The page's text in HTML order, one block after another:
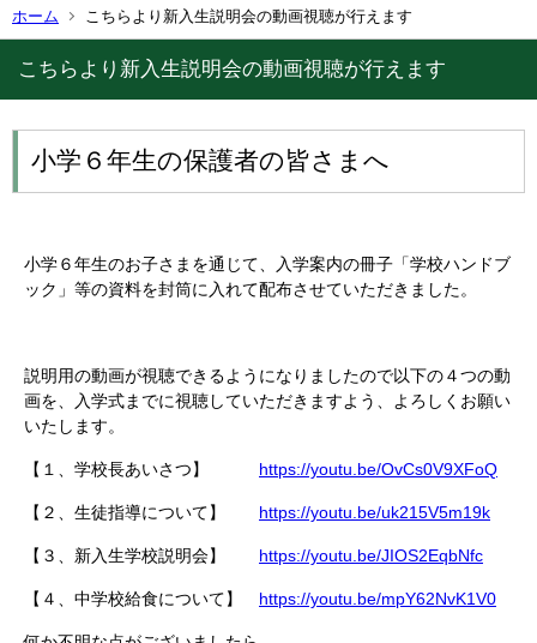
ホーム こちらより新入生説明会の動画視聴が行えます
こちらより新入生説明会の動画視聴が行えます
小学６年生の保護者の皆さまへ
小学６年生のお子さまを通じて、入学案内の冊子「学校ハンドブ
ック」等の資料を封筒に入れて配布させていただきました。
説明用の動画が視聴できるようになりましたので以下の４つの動
画を、入学式までに視聴していただきますよう、よろしくお願い
いたします。
【１、学校長あいさつ】 https://youtu.be/OvCs0V9XFoQ
【２、生徒指導について】 https://youtu.be/uk215V5m19k
【３、新入生学校説明会】 https://youtu.be/JIOS2EqbNfc
【４、中学校給食について】 https://youtu.be/mpY62NvK1V0